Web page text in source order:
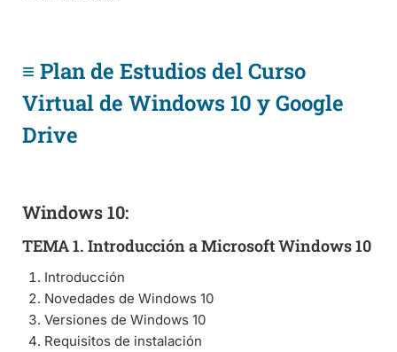
≡ Plan de Estudios del Curso
Virtual de Windows 10 y Google
Drive
Windows 10:
TEMA 1. Introducción a Microsoft Windows 10
Introducción
Novedades de Windows 10
Versiones de Windows 10
Requisitos de instalación